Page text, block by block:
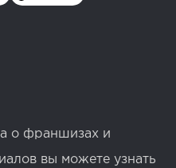
о франшизах и
вы можете узнать